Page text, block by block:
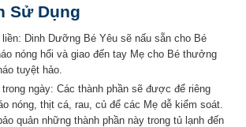
Sử Dụng
Dinh Dưỡng Bé Yêu sẽ nấu sẵn cho Bé
nóng hổi và giao đến tay Mẹ cho Bé thưởng
tuyệt hảo.
ngày: Các thành phần sẽ được để riêng
nóng, thịt cá, rau, củ để các Mẹ dễ kiểm soát.
quản những thành phần này trong tủ lạnh đến